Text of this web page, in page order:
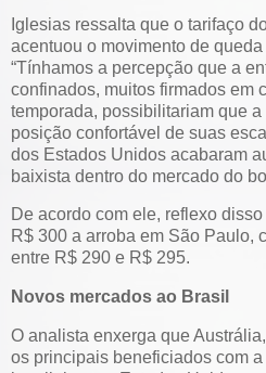
Iglesias ressalta que o tarifaço
acentuou o movimento de
“Tínhamos a percepção que a
confinados, muitos firmados em
temporada, possibilitariam que
posição confortável de suas
dos Estados Unidos acabaram
baixista dentro do mercado do
De acordo com ele, reflexo
R$ 300 a arroba em São Paulo,
entre R$ 290 e R$ 295.
Novos mercados ao Brasil
O analista enxerga que
os principais beneficiados com